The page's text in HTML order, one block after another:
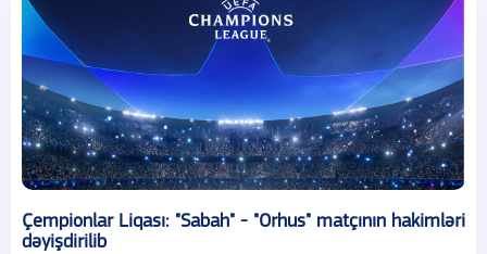
Çempionlar Liqası: "Sabah" - "Orhus" matçının hakimləri
dəyişdirilib